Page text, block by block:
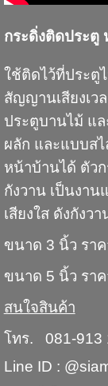
กระดิ่งติดประตู
ใช้ติดไว้ที่ประตู
สัญญานเสียงเว
ประตูบานไม้ แ
ผลัก และแบบส
หน้าบ้านได้ ตัวก
กังวาน เป็นงาน
เสียงใส ดังกังว
ขนาด 3 นิ้ว รา
ขนาด 5 นิ้ว รา
สนใจสินค้า
โทร. 081-913
Line ID :